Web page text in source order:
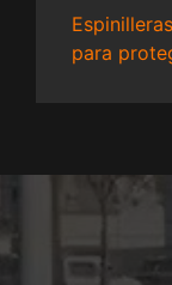
para